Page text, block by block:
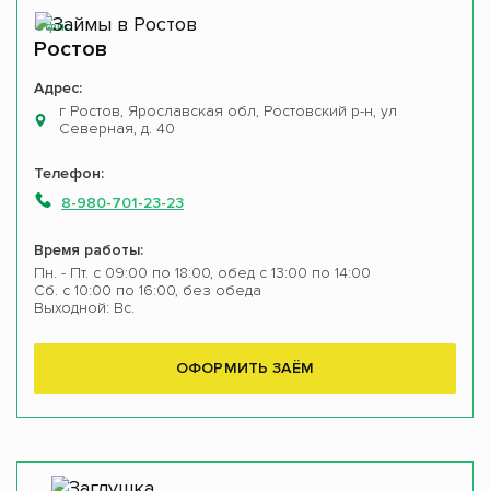
Офис
Ростов
Адрес:
г Ростов, Ярославская обл, Ростовский р-н, ул
Северная, д. 40
Телефон:
8-980-701-23-23
Время работы:
Пн. - Пт. с 09:00 по 18:00, обед с 13:00 по 14:00
Сб. с 10:00 по 16:00, без обеда
Выходной: Вс.
ОФОРМИТЬ ЗАЁМ